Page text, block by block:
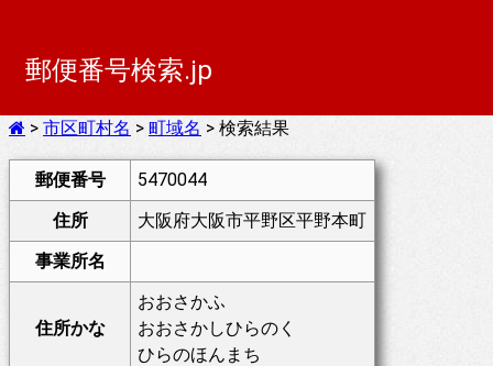
郵便番号検索.jp
> 市区町村名 > 町域名 > 検索結果
郵便番号
5470044
住所
大阪府大阪市平野区平野本町
事業所名
住所かな
おおさかふ
おおさかしひらのく
ひらのほんまち